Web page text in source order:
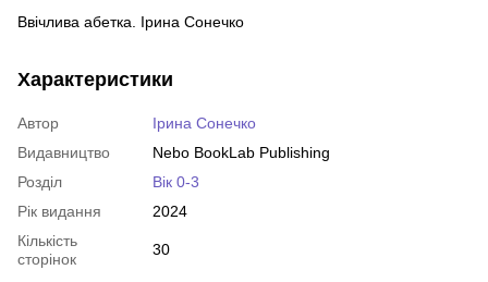
Ввічлива абетка. Ірина Сонечко
Характеристики
Автор
Ірина Сонечко
Видавництво
Nebo BookLab Publishing
Розділ
Вік 0-3
Рік видання
2024
Кількість
сторінок
30